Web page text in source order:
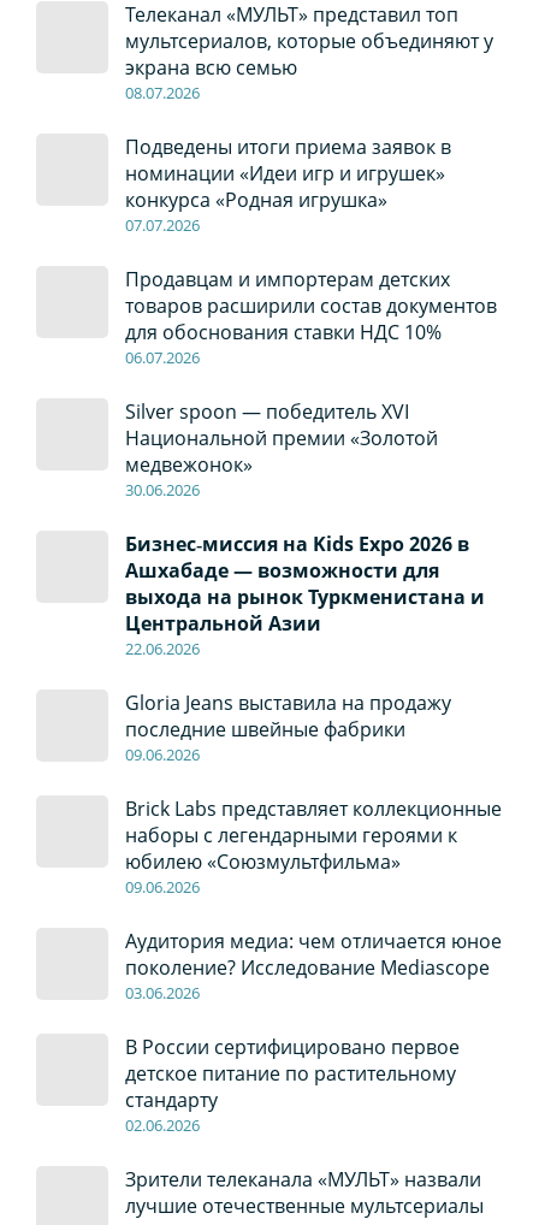
Телеканал «МУЛЬТ» представил топ
мультсериалов, которые объединяют у
экрана всю семью
08.07.2026
Подведены итоги приема заявок в
номинации «Идеи игр и игрушек»
конкурса «Родная игрушка»
07.07.2026
Продавцам и импортерам детских
товаров расширили состав документов
для обоснования ставки НДС 10%
06.07.2026
Silver spoon — победитель XVI
Национальной премии «Золотой
медвежонок»
30.06.2026
Бизнес‑миссия на Kids Expo 2026 в
Ашхабаде — возможности для
выхода на рынок Туркменистана и
Центральной Азии
22.06.2026
Gloria Jeans выставила на продажу
последние швейные фабрики
09.06.2026
Brick Labs представляет коллекционные
наборы с легендарными героями к
юбилею «Союзмультфильма»
09.06.2026
Аудитория медиа: чем отличается юное
поколение? Исследование Mediascope
03.06.2026
В России сертифицировано первое
детское питание по растительному
стандарту
02.06.2026
Зрители телеканала «МУЛЬТ» назвали
лучшие отечественные мультсериалы